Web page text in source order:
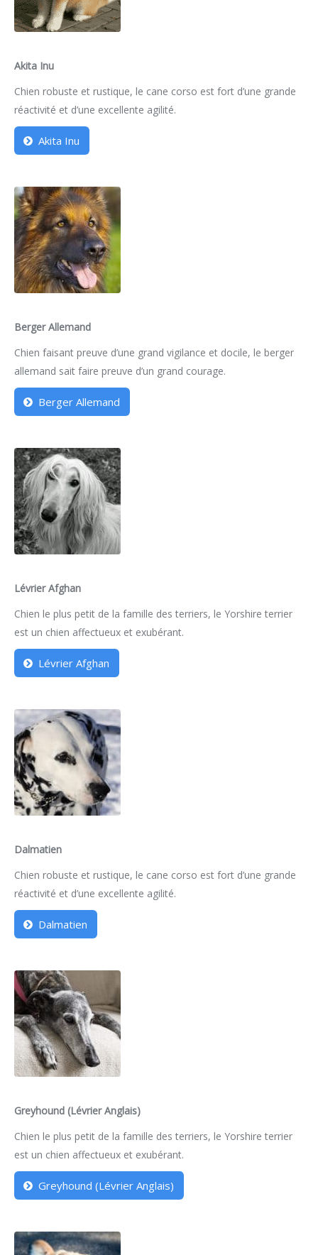
Akita Inu
Chien robuste et rustique, le cane corso est fort d’une grande
réactivité et d’une excellente agilité.
Akita Inu
Berger Allemand
Chien faisant preuve d’une grand vigilance et docile, le berger
allemand sait faire preuve d’un grand courage.
Berger Allemand
Lévrier Afghan
Chien le plus petit de la famille des terriers, le Yorshire terrier
est un chien affectueux et exubérant.
Lévrier Afghan
Dalmatien
Chien robuste et rustique, le cane corso est fort d’une grande
réactivité et d’une excellente agilité.
Dalmatien
Greyhound (Lévrier Anglais)
Chien le plus petit de la famille des terriers, le Yorshire terrier
est un chien affectueux et exubérant.
Greyhound (Lévrier Anglais)